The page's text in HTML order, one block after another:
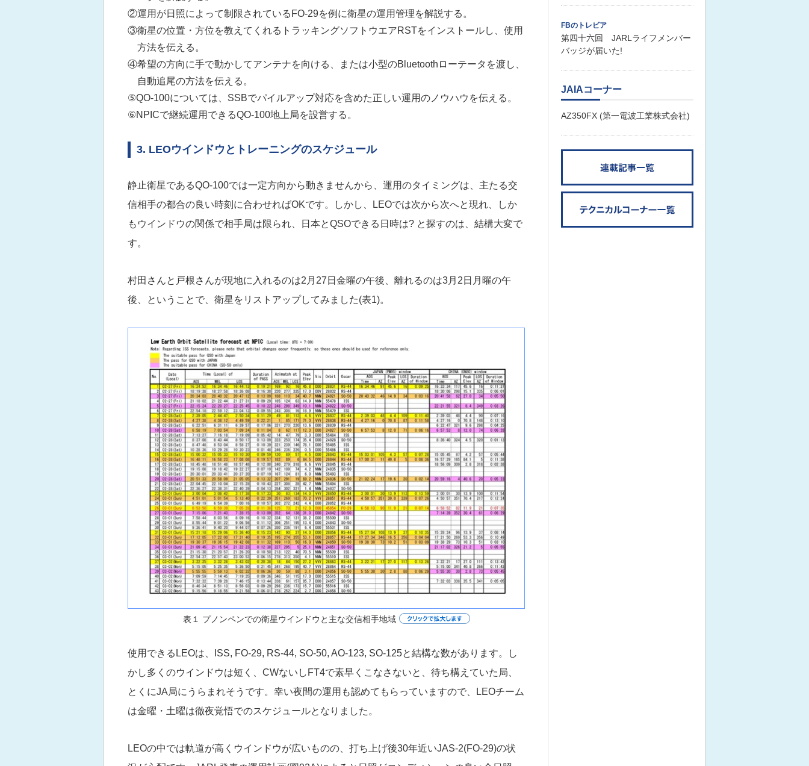
②運用が日照によって制限されているFO-29を例に衛星の運用管理を解説する。
③衛星の位置・方位を教えてくれるトラッキングソフトウエアRSTをインストールし、使用
方法を伝える。
④希望の方向に手で動かしてアンテナを向ける、または小型のBluetoothローテータを渡し、
自動追尾の方法を伝える。
⑤QO-100については、SSBでパイルアップ対応を含めた正しい運用のノウハウを伝える。
⑥NPICで継続運用できるQO-100地上局を設営する。
3. LEOウインドウとトレーニングのスケジュール
静止衛星であるQO-100では一定方向から動きませんから、運用のタイミングは、主たる交
信相手の都合の良い時刻に合わせればOKです。しかし、LEOでは次から次へと現れ、しか
もウインドウの関係で相手局は限られ、日本とQSOできる日時は? と探すのは、結構大変で
す。
村田さんと戸根さんが現地に入れるのは2月27日金曜の午後、離れるのは3月2日月曜の午
後、ということで、衛星をリストアップしてみました(表1)。
表１ プノンペンでの衛星ウインドウと主な交信相手地域
使用できるLEOは、ISS, FO-29, RS-44, SO-50, AO-123, SO-125と結構な数があります。し
かし多くのウインドウは短く、CWないしFT4で素早くこなさないと、待ち構えていた局、
とくにJA局にうらまれそうです。幸い夜間の運用も認めてもらっていますので、LEOチーム
は金曜・土曜は徹夜覚悟でのスケジュールとなりました。
LEOの中では軌道が高くウインドウが広いものの、打ち上げ後30年近いJAS-2(FO-29)の状
FBのトレビア
第四十六回 JARLライフメンバー
バッジが届いた!
JAIAコーナー
AZ350FX (第一電波工業株式会社)